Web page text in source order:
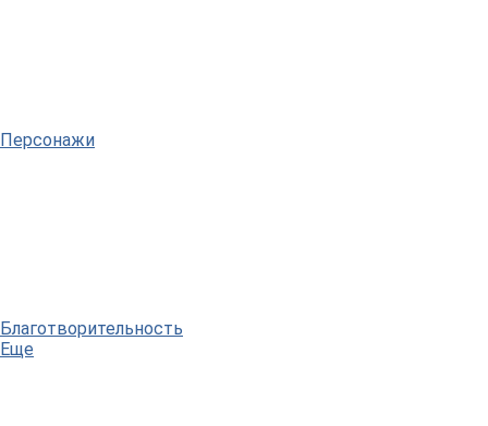
Персонажи
Благотворительность
Еще